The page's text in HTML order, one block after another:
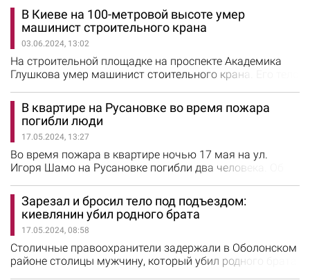
Черногорскому хребту в районе горы Ребра.
Погибшему было 53 года. После проведения
оперативно-следственных мероприятий горные
спасатели транспортировали тело в морг.
Причину гибели мужчины и обстоятельства
происшествия…
В Киеве на 100-метровой высоте умер
машинист строительного крана
03.06.2024, 13:02
На строительной площадке на проспекте Академика
Глушкова умер машинист стоительного крана. Его тело
сообщили в КАРС "Киевская служба спасения".
Оказалось, что 25-летний машинист не выходил на
связь. Через некоторое время его обнаружили
мертвым коллеги и обратились к спасателям, ведь
спустить тело с почти 100-метровой…
В квартире на Русановке во время пожара
погибли люди
17.05.2024, 13:27
Во время пожара в квартире ночью 17 мая на ул.
Игоря Шамо на Русановке погибли два человека. Об
квартире на девятом этаже. Во время тушения пожара
спасатели обнаружили тела мужчины и женщины.
Причину пожара и обстоятельства трагического
случая будут устанавливать правоохранители.
Зарезал и бросил тело под подъездом:
киевлянин убил родного брата
17.05.2024, 08:58
Столичные правоохранители задержали в Оболонском
районе столицы мужчину, который убил родного брата.